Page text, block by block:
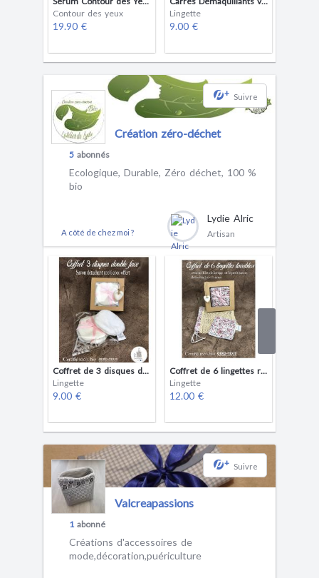
Contour des yeux
19.90 €
Lingette
9.00 €
+ Suivre
Création zéro-déchet
5 abonnés
Ecologique, Durable, Zéro déchet, 100 %
bio
A côté de chez moi ?
Lydie Alric
Artisan
Coffret de 3 disques démaquillant
Lingette
9.00 €
Coffret de 6 lingettes réutilisable
Lingette
12.00 €
+ Suivre
Valcreapassions
1abonné
Créations d'accessoires de
mode,décoration,puériculture